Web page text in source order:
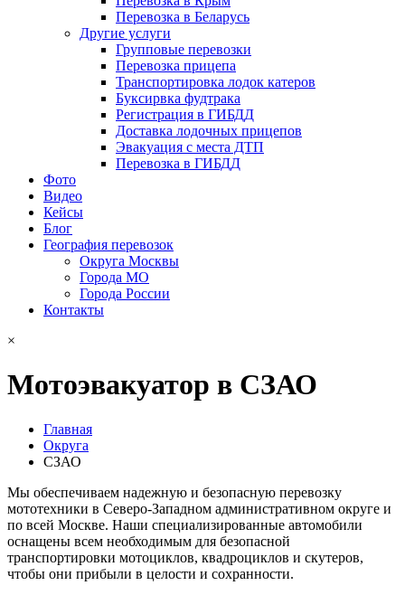
Перевозка в Беларусь
Другие услуги
Групповые перевозки
Перевозка прицепа
Транспортировка лодок катеров
Буксирвка фудтрака
Регистрация в ГИБДД
Доставка лодочных прицепов
Эвакуация с места ДТП
Перевозка в ГИБДД
Фото
Видео
Кейсы
Блог
География перевозок
Округа Москвы
Города МО
Города России
Контакты
×
Мотоэвакуатор в СЗАО
Главная
Округа
СЗАО
Мы обеспечиваем надежную и безопасную перевозку
мототехники в Северо-Западном административном округе и
по всей Москве. Наши специализированные автомобили
оснащены всем необходимым для безопасной
транспортировки мотоциклов, квадроциклов и скутеров,
чтобы они прибыли в целости и сохранности.